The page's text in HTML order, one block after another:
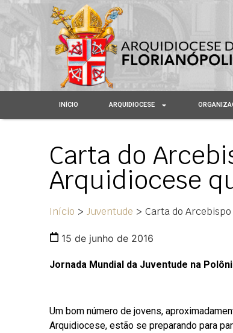
INÍCIO ARQUIDIOCESE
Carta do
Arquidiocese
Início > Juventude > Carta do Arcebispo
15 de junho de 2016
Jornada Mundial da Juventude na
Um bom número de jovens,
Arquidiocese, estão se preparando para